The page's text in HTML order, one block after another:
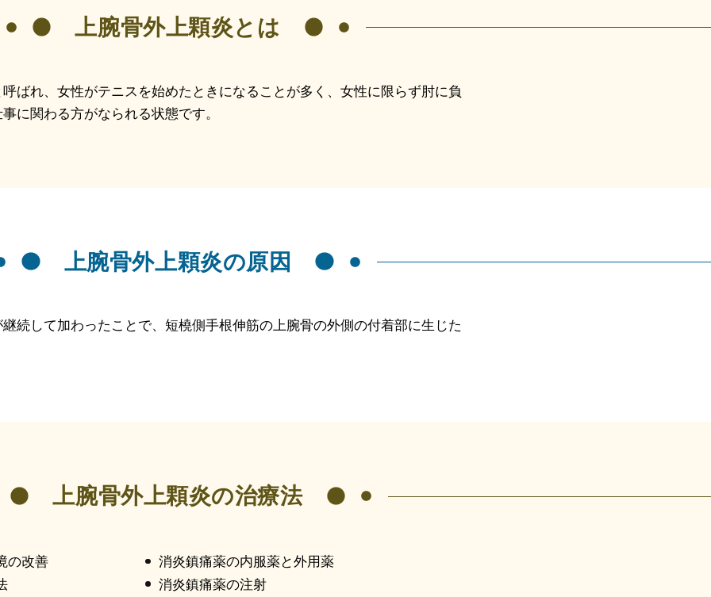
上腕骨外上顆炎とは
ばれ、女性がテニスを始めたときになることが多く、女性に限らず肘に負
に関わる方がなられる状態です。
上腕骨外上顆炎の原因
続して加わったことで、短橈側手根伸筋の上腕骨の外側の付着部に生じた
上腕骨外上顆炎の治療法
の改善
消炎鎮痛薬の内服薬と外用薬
消炎鎮痛薬の注射